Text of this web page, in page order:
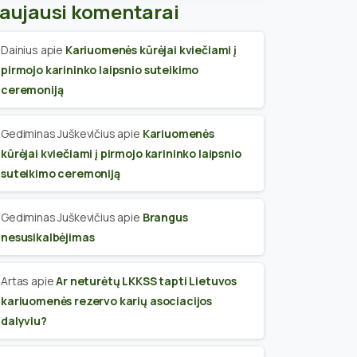
komentarai
Dainius apie Kariuomenės kūrėjai kviečiami į
pirmojo karininko laipsnio suteikimo
ceremoniją
Gediminas Juškevičius apie Kariuomenės
kūrėjai kviečiami į pirmojo karininko laipsnio
suteikimo ceremoniją
Gediminas Juškevičius apie Brangus
nesusikalbėjimas
Artas apieAr neturėtų LKKSS tapti Lietuvos
kariuomenės rezervo karių asociacijos
dalyviu?